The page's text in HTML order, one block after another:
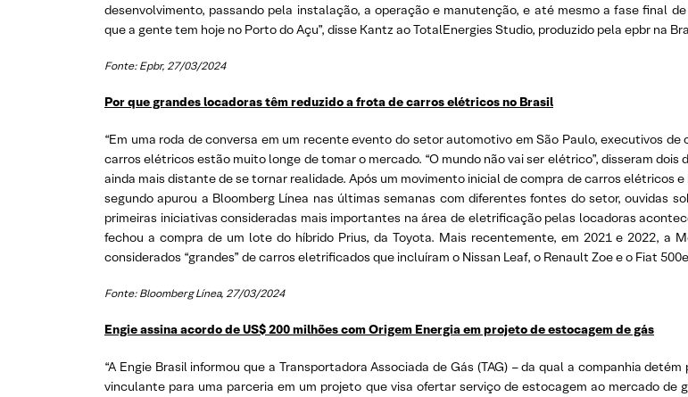
desenvolvimento, passando pela instalação, a operação e manutenção, e até mesmo a fase final
que a gente tem hoje no Porto do Açu”, disse Kantz ao TotalEnergies Studio, produzido pela epbr na
Fonte: Epbr, 27/03/2024
Por que grandes locadoras têm reduzido a frota de carros elétricos no Brasil
“Em uma roda de conversa em um recente evento do setor automotivo em São Paulo, executivos
carros elétricos estão muito longe de tomar o mercado. “O mundo não vai ser elétrico”, disseram
ainda mais distante de se tornar realidade. Após um movimento inicial de compra de carros elétricos
segundo apurou a Bloomberg Línea nas últimas semanas com diferentes fontes do setor, ouvidas
primeiras iniciativas consideradas mais importantes na área de eletrificação pelas locadoras
fechou a compra de um lote do híbrido Prius, da Toyota. Mais recentemente, em 2021 e 2022, a
considerados “grandes” de carros eletrificados que incluíram o Nissan Leaf, o Renault Zoe e o Fiat
Fonte: Bloomberg Línea, 27/03/2024
Engie assina acordo de US$ 200 milhões com Origem Energia em projeto de estocagem de gás
“A Engie Brasil informou que a Transportadora Associada de Gás (TAG) – da qual a companhia
vinculante para uma parceria em um projeto que visa ofertar serviço de estocagem ao mercado de